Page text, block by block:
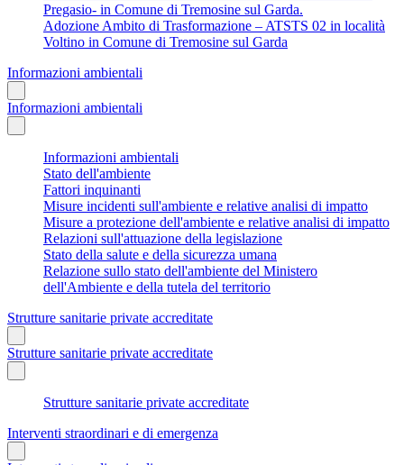
Pregasio- in Comune di Tremosine sul Garda.
Adozione Ambito di Trasformazione – ATSTS 02 in località
Voltino in Comune di Tremosine sul Garda
Informazioni ambientali
Informazioni ambientali
Informazioni ambientali
Stato dell'ambiente
Fattori inquinanti
Misure incidenti sull'ambiente e relative analisi di impatto
Misure a protezione dell'ambiente e relative analisi di impatto
Relazioni sull'attuazione della legislazione
Stato della salute e della sicurezza umana
Relazione sullo stato dell'ambiente del Ministero
dell'Ambiente e della tutela del territorio
Strutture sanitarie private accreditate
Strutture sanitarie private accreditate
Strutture sanitarie private accreditate
Interventi straordinari e di emergenza